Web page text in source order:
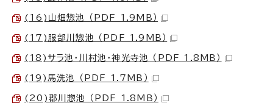
(16)山畑惣池 （PDF 1.9MB）
(17)服部川惣池 （PDF 1.9MB）
(18)サラ池・川村池・神光寺池 （PDF 1.8MB）
(19)馬洗池 （PDF 1.7MB）
(20)郡川惣池 （PDF 1.8MB）